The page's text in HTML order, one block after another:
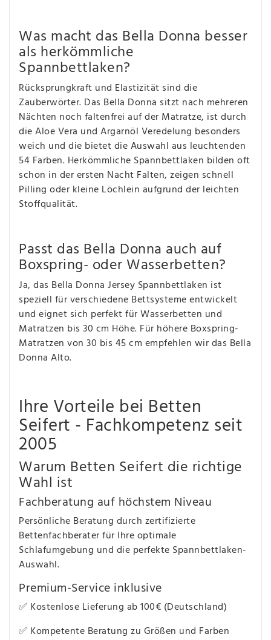
Was macht das Bella Donna besser
als herkömmliche
Spannbettlaken?
Rücksprungkraft und Elastizität sind die
Zauberwörter. Das Bella Donna sitzt nach mehreren
Nächten noch faltenfrei auf der Matratze, ist durch
die Aloe Vera und Argarnöl Veredelung besonders
weich und die bietet die Auswahl aus leuchtenden
54 Farben. Herkömmliche Spannbettlaken bilden oft
schon in der ersten Nacht Falten, zeigen schnell
Pilling oder kleine Löchlein aufgrund der leichten
Stoffqualität.
Passt das Bella Donna auch auf
Boxspring- oder Wasserbetten?
Ja, das Bella Donna Jersey Spannbettlaken ist
speziell für verschiedene Bettsysteme entwickelt
und eignet sich perfekt für Wasserbetten und
Matratzen bis 30 cm Höhe. Für höhere Boxspring-
Matratzen von 30 bis 45 cm empfehlen wir das Bella
Donna Alto.
Ihre Vorteile bei Betten
Seifert - Fachkompetenz seit
2005
Warum Betten Seifert die richtige
Wahl ist
Fachberatung auf höchstem Niveau
Persönliche Beratung durch zertifizierte
Bettenfachberater für Ihre optimale
Schlafumgebung und die perfekte Spannbettlaken-
Auswahl.
Premium-Service inklusive
✅ Kostenlose Lieferung ab 100€ (Deutschland)
✅ Kompetente Beratung zu Größen und Farben